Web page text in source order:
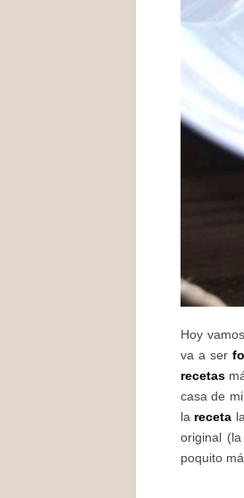
Hoy
va a ser
recetas
casa de
la receta
original
poquito